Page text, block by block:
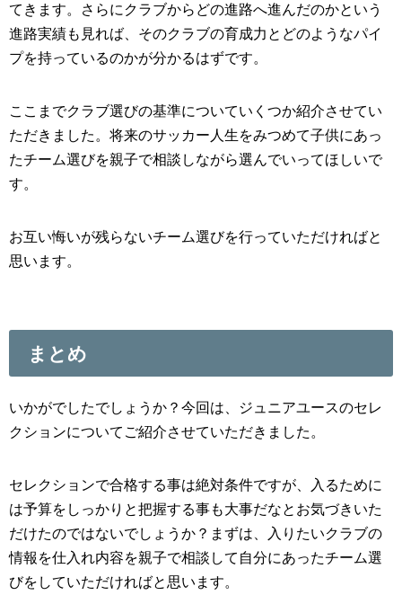
てきます。さらにクラブからどの進路へ進んだのかという
進路実績も見れば、そのクラブの育成力とどのようなパイ
プを持っているのかが分かるはずです。
ここまでクラブ選びの基準についていくつか紹介させてい
ただきました。将来のサッカー人生をみつめて子供にあっ
たチーム選びを親子で相談しながら選んでいってほしいで
す。
お互い悔いが残らないチーム選びを行っていただければと
思います。
まとめ
いかがでしたでしょうか？今回は、ジュニアユースのセレ
クションについてご紹介させていただきました。
セレクションで合格する事は絶対条件ですが、入るために
は予算をしっかりと把握する事も大事だなとお気づきいた
だけたのではないでしょうか？まずは、入りたいクラブの
情報を仕入れ内容を親子で相談して自分にあったチーム選
びをしていただければと思います。